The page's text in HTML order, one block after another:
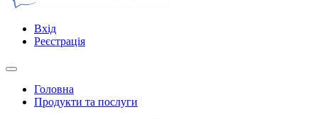
Вхід
Реєстрація
Головна
Продукти та послуги